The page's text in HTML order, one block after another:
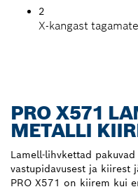
2
X-kangast
PRO X571
METALLI
Lamell-lihvkettad
vastupidavusest ja kiirest
PRO X571 on kiirem kui